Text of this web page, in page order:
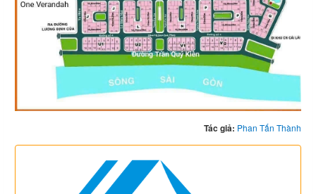
Tác giả: Phan Tấn Thành